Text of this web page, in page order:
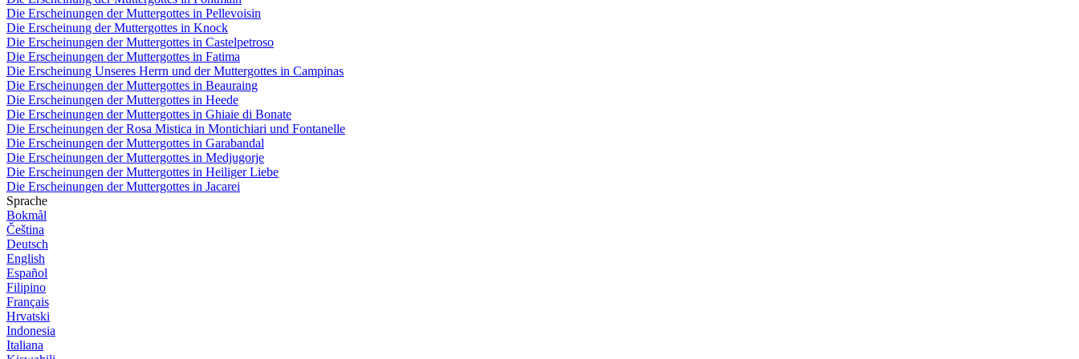
Die Erscheinungen der Muttergottes in Pellevoisin
Die Erscheinung der Muttergottes in Knock
Die Erscheinungen der Muttergottes in Castelpetroso
Die Erscheinungen der Muttergottes in Fatima
Die Erscheinung Unseres Herrn und der Muttergottes in Campinas
Die Erscheinungen der Muttergottes in Beauraing
Die Erscheinungen der Muttergottes in Heede
Die Erscheinungen der Muttergottes in Ghiaie di Bonate
Die Erscheinungen der Rosa Mistica in Montichiari und Fontanelle
Die Erscheinungen der Muttergottes in Garabandal
Die Erscheinungen der Muttergottes in Medjugorje
Die Erscheinungen der Muttergottes in Heiliger Liebe
Die Erscheinungen der Muttergottes in Jacarei
Sprache
Bokmål
Čeština
Deutsch
English
Español
Filipino
Français
Hrvatski
Indonesia
Italiana